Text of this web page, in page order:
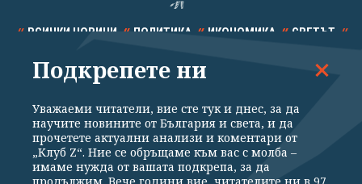
ВСИЧКИ НОВИНИ ПОЛИТИКА ИКОНОМИКА СВЕТЪТ
СПОРТ КУЛТУРА ТЕХНОЛОГИИ КАЛЕЙДОСКОП
Подкрепете ни
Уважаеми читатели, вие сте тук и днес, за да
научите новините от България и света, и да
прочетете актуални анализи и коментари от
„Клуб Z“. Ние се обръщаме към вас с молба –
имаме нужда от вашата подкрепа, за да